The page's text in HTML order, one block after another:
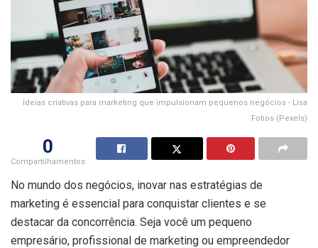
Ideias criativas para marketing que impulsionam pequenos negócios - Lisa
Fotios (Pexels)
0
Compartilhamentos
No mundo dos negócios, inovar nas estratégias de
marketing é essencial para conquistar clientes e se
destacar da concorrência. Seja você um pequeno
empresário, profissional de marketing ou empreendedor